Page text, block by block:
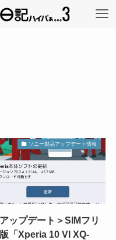
ソニー製品アップデート情報
ップデート＞SIMフリ
「Xperia 10 VI XQ-